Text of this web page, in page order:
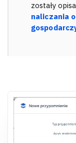
zostały
naliczania